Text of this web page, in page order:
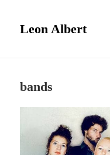
Leon Albert
bands